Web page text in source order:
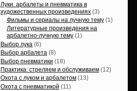
Луки. арбалеты и пневматика в
художественных произведениях (3)
Фильмы и сериалы на лучную тему (1)
Литературные произведения на
арбалетно-лучную тему (1)
Выбор лука (6)
Выбор арбалета (8)
Выбор пневматики (18)
Практика: стреляем и обслуживаем (12)
Охота с луком и арбалетом (13)
Охота с пневматикой (11)